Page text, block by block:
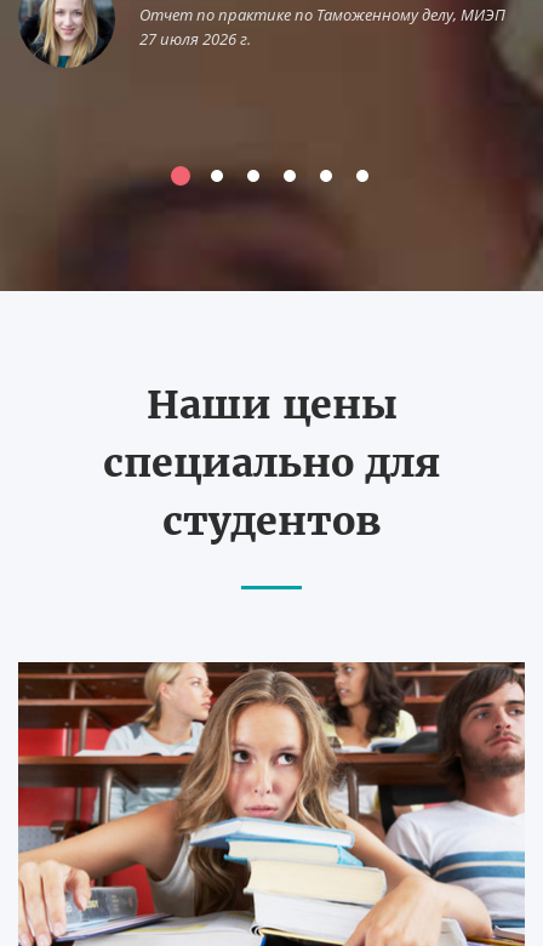
Отчет по практике по Таможенному делу, МИЭП
27 июля 2026 г.
Наши цены
специально для
студентов